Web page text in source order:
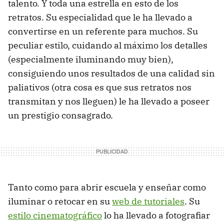
talento. Y toda una estrella en esto de los
retratos. Su especialidad que le ha llevado a
convertirse en un referente para muchos. Su
peculiar estilo, cuidando al máximo los detalles
(especialmente iluminando muy bien),
consiguiendo unos resultados de una calidad sin
paliativos (otra cosa es que sus retratos nos
transmitan y nos lleguen) le ha llevado a poseer
un prestigio consagrado.
Tanto como para abrir escuela y enseñar como
iluminar o retocar en suweb de tutoriales. Su
estilo cinematográficolo ha llevado a fotografiar